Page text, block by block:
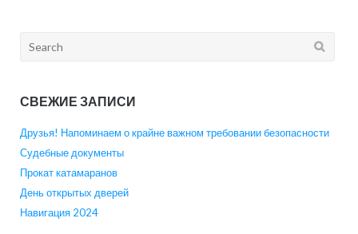
Search
СВЕЖИЕ ЗАПИСИ
Друзья! Напоминаем о крайне важном требовании безопасности
Судебные документы
Прокат катамаранов
День открытых дверей
Навигация 2024